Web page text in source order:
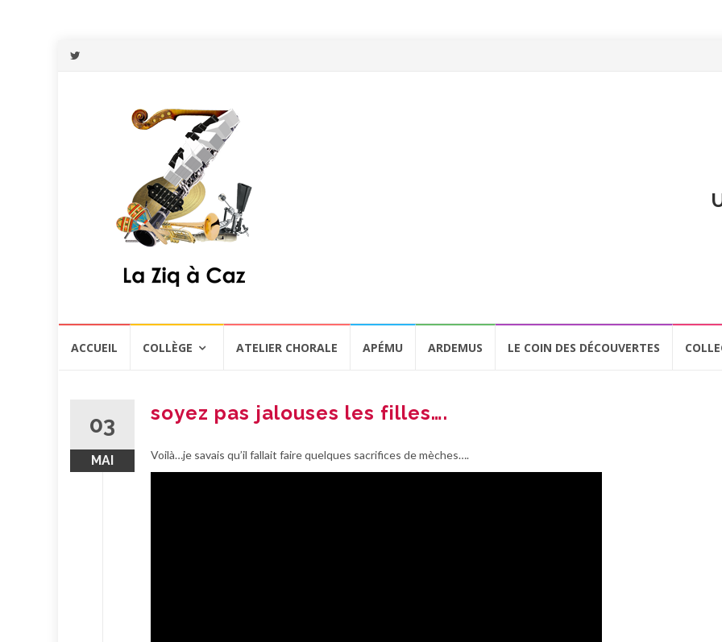
ACCUEIL COLLÈGE ATELIER CHORALE APÉMU ARDEMUS LE COIN DES DÉCOUVERTES
03
MAI
soyez pas jalouses les filles….
Voilà…je savais qu’il fallait faire quelques sacrifices de mèches….